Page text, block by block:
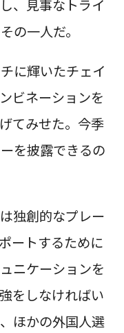
、見事なトライ
の一人だ。
に輝いたチェイ
ビネーションを
てみせた。今季
を披露できるの
独創的なプレー
ートするために
ニケーションを
をしなければい
ほかの外国人選